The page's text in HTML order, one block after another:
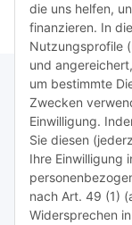
TiDis Lizenzsystem
Meist
Tipps & Tricks
die uns helfen,
finanzieren. In
Nutzungsprofile
und
um bestimmte
Zwecken
Einwilligung.
Sie diesen
Ihre Einwilligung
nach Art. 49 (1)
Widersprechen